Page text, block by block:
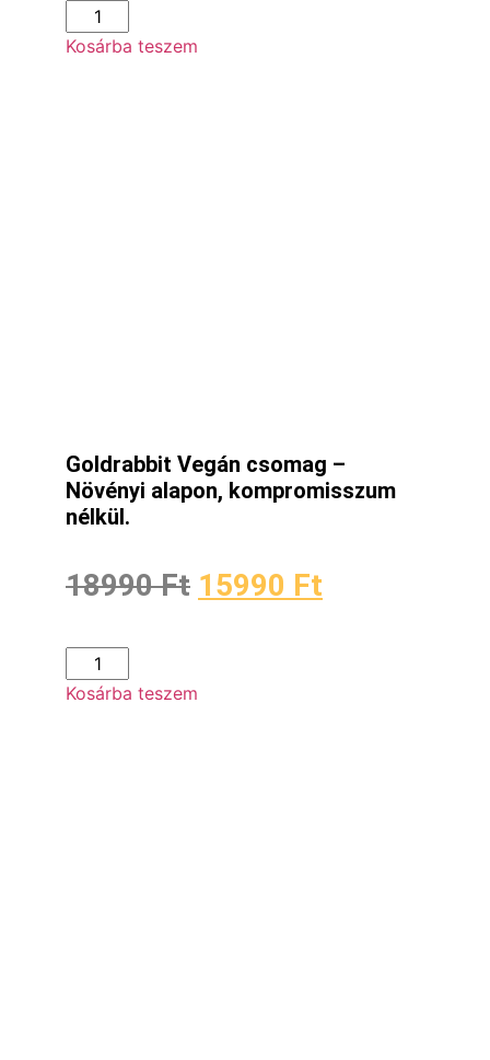
Kosárba teszem
Goldrabbit Vegán csomag –
Növényi alapon, kompromisszum
nélkül.
18990Ft 15990 Ft
Kosárba teszem